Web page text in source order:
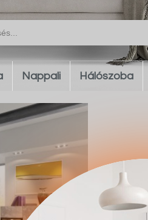
Nappali Hálószoba